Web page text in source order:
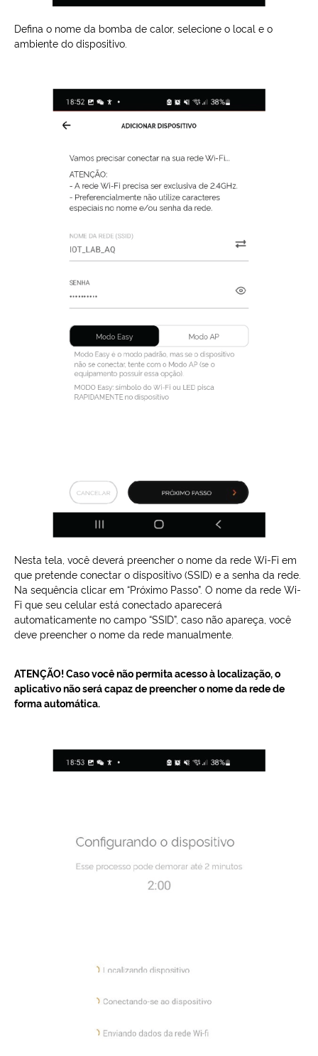
Defina o nome da bomba de calor, selecione o local e o
ambiente do dispositivo.
Nesta tela, você deverá preencher o nome da rede Wi-Fi em
que pretende conectar o dispositivo (SSID) e a senha da rede.
Na sequência clicar em “Próximo Passo”. O nome da rede Wi-
Fi que seu celular está conectado aparecerá
automaticamente no campo “SSID”, caso não apareça, você
deve preencher o nome da rede manualmente.
ATENÇÃO! Caso você não permita acesso à localização, o
aplicativo não será capaz de preencher o nome da rede de
forma automática.